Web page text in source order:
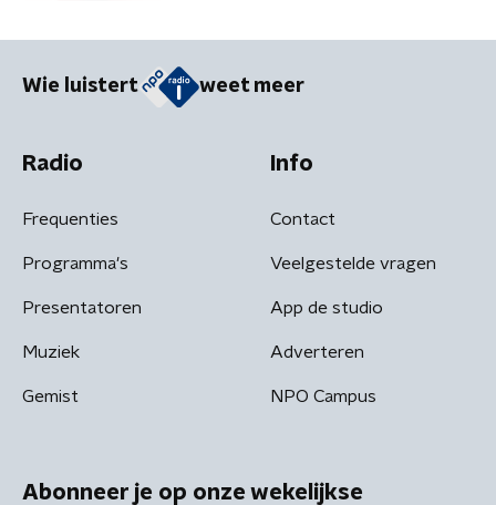
Wie luistert weet meer
Radio
Frequenties
Programma's
Presentatoren
Muziek
Gemist
Info
Contact
Veelgestelde vragen
App de studio
Adverteren
NPO Campus
Abonneer je op onze wekelijkse